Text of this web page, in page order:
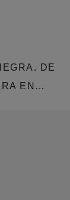
DE
EN…